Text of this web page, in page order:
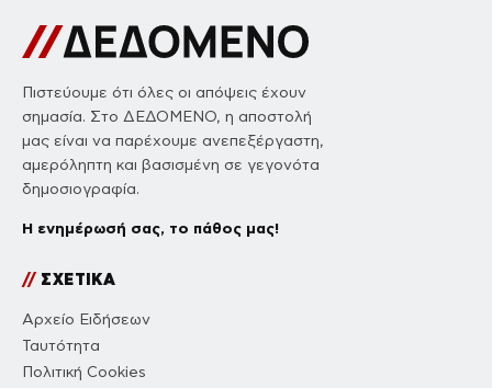
Πιστεύουμε ότι όλες οι απόψεις έχουν
σημασία. Στο ΔΕΔΟΜΕΝΟ, η αποστολή
μας είναι να παρέχουμε ανεπεξέργαστη,
αμερόληπτη και βασισμένη σε γεγονότα
δημοσιογραφία.
Η ενημέρωσή σας, το πάθος μας!
//ΣΧΕΤΙΚΑ
Αρχείο Ειδήσεων
Ταυτότητα
Πολιτική Cookies